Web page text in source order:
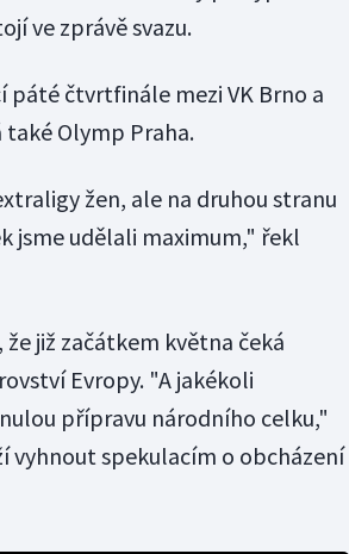
ve zprávě svazu.
páté čtvrtfinále mezi VK Brno a
Olymp Praha.
žen, ale na druhou stranu
jsme udělali maximum," řekl
již začátkem května čeká
Evropy. "A jakékoli
přípravu národního celku,"
vyhnout spekulacím o obcházení